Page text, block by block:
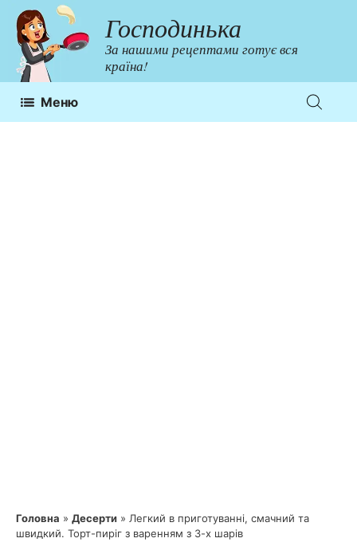
Перейти
до
контенту
Господинька
За нашими рецептами готує вся
країна!
Меню
Головна » Десерти » Легкий в приготуванні, смачний та
швидкий. Торт-пиріг з варенням з 3-х шарів